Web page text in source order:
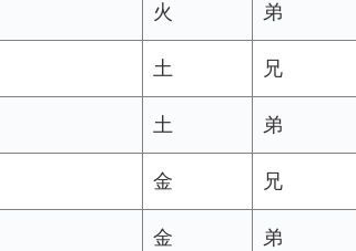
火 弟
土 兄
土 弟
金 兄
金 弟